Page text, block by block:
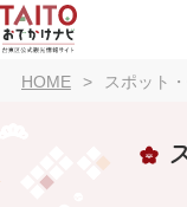
HOME スポット